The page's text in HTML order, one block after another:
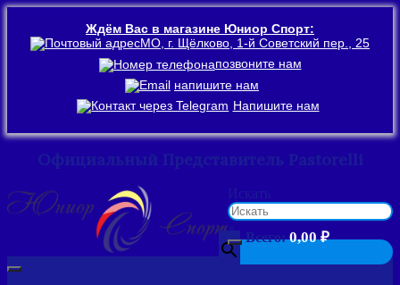
Ждём Вас в магазине Юниор Спорт:
МО, г. Щёлково, 1-й Советский пер., 25
позвоните нам
напишите нам
Напишите нам
Официальный Представитель Pastorelli
Перейти
к
содержимому
Искать
×
Всего:0,00₽